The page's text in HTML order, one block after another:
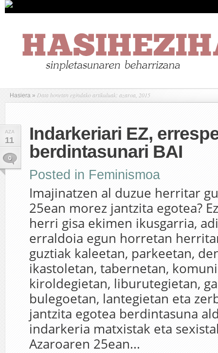
Hasiera » Data honetan egindako artikuluak: azaroa, 2015
AZA
11
0
Indarkeriari EZ,
berdintasunari BAI
Posted in Feminismoa
Imajinatzen al duzue herritar
25ean morez jantzita egotea?
herri gisa ekimen ikusgarria,
erraldoia egun horretan
guztiak kaleetan, parkeetan,
ikastoletan, tabernetan,
kiroldegietan, liburutegietan,
bulegoetan, lantegietan eta
jantzita egotea berdintasuna
indarkeria matxistak eta
Azaroaren 25ean...